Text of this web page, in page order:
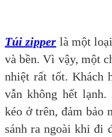
Túi zipper là một
và bền. Vì vậy, một
nhiệt rất tốt. Khách
vẫn không hết
kéo ở trên, đảm bảo
sánh ra ngoài khi đi